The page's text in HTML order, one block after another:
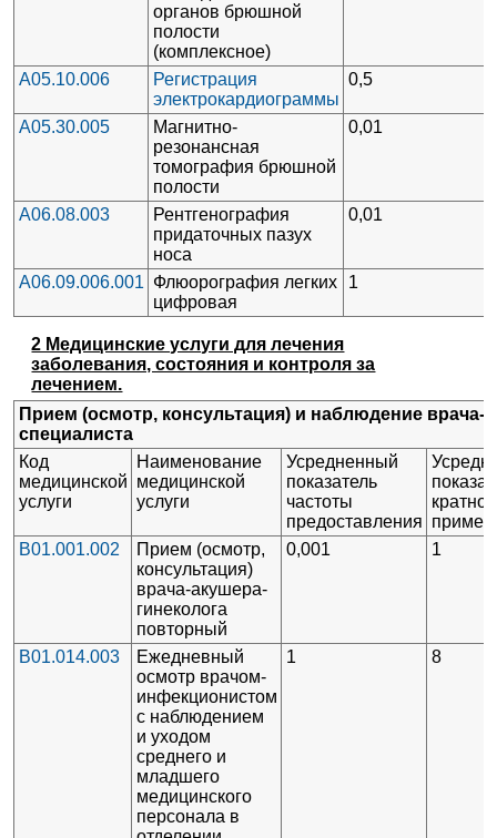
органов брюшной
полости
(комплексное)
A05.10.006
Регистрация
электрокардиограммы
0,5
A05.30.005
Магнитно-
резонансная
томография брюшной
полости
0,01
A06.08.003
Рентгенография
придаточных пазух
носа
0,01
A06.09.006.001 Флюорография легких
цифровая
1
2 Медицинские услуги для лечения
заболевания, состояния и контроля за
лечением.
Прием (осмотр, консультация) и наблюдение врача-
специалиста
Код
медицинской
услуги
Наименование
медицинской
услуги
Усредненный
показатель
частоты
предоставления
B01.001.002
Прием (осмотр,
консультация)
врача-акушера-
гинеколога
повторный
0,001 1
B01.014.003
Ежедневный
осмотр врачом-
инфекционистом
с наблюдением
и уходом
среднего и
младшего
медицинского
персонала в
1 8